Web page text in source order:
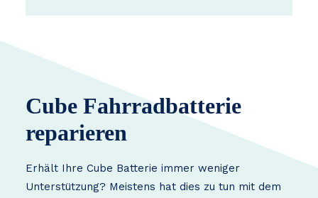
Cube Fahrradbatterie
reparieren
Erhält Ihre Cube Batterie immer weniger
Unterstützung? Meistens hat dies zu tun mit dem